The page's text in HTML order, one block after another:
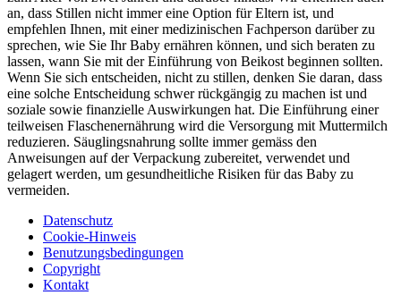
an, dass Stillen nicht immer eine Option für Eltern ist, und
empfehlen Ihnen, mit einer medizinischen Fachperson darüber zu
sprechen, wie Sie Ihr Baby ernähren können, und sich beraten zu
lassen, wann Sie mit der Einführung von Beikost beginnen sollten.
Wenn Sie sich entscheiden, nicht zu stillen, denken Sie daran, dass
eine solche Entscheidung schwer rückgängig zu machen ist und
soziale sowie finanzielle Auswirkungen hat. Die Einführung einer
teilweisen Flaschenernährung wird die Versorgung mit Muttermilch
reduzieren. Säuglingsnahrung sollte immer gemäss den
Anweisungen auf der Verpackung zubereitet, verwendet und
gelagert werden, um gesundheitliche Risiken für das Baby zu
vermeiden.
Datenschutz
Cookie-Hinweis
Benutzungsbedingungen
Copyright
Kontakt